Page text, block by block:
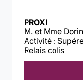
PROXI
M. et Mme
Activité :
Relais colis